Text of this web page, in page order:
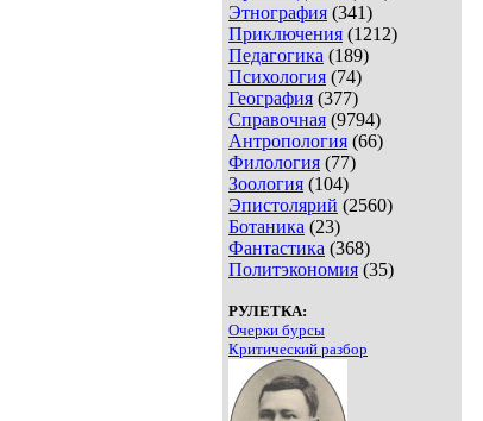
Этнография (341)
Приключения (1212)
Педагогика (189)
Психология (74)
География (377)
Справочная (9794)
Антропология (66)
Филология (77)
Зоология (104)
Эпистолярий (2560)
Ботаника (23)
Фантастика (368)
Политэкономия (35)
РУЛЕТКА:
Очерки бурсы
Критический разбор